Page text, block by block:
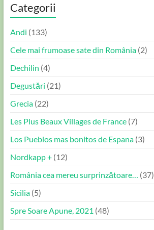
Categorii
Andi (133)
Cele mai frumoase sate din România(2)
Dechilin (4)
Degustări (21)
Grecia(22)
Les Plus Beaux Villages de France(7)
Los Pueblos mas bonitos de Espana(3)
Nordkapp +(12)
România cea mereu surprinzătoare… (37)
Sicilia(5)
Spre Soare Apune, 2021 (48)